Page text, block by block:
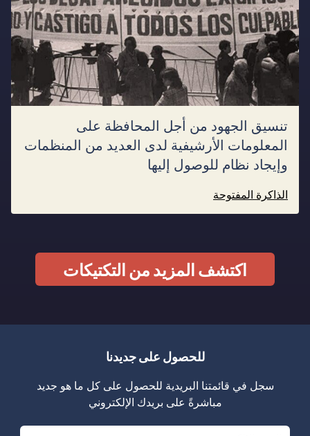
تنسيق الجهود من أجل المحافظة على
المعلومات الأرشيفية لدى العديد من المنظمات
وإيجاد نظام للوصول إليها
الذاكرة المفتوحة
اكتشف المزيد من التكتيكات
للحصول على جديدنا
سجل في قائمتنا البريدية للحصول على كل ما هو جديد
مباشرةً على بريدك الإلكتروني
Email